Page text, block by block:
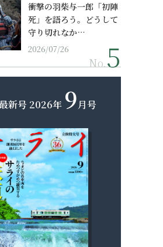
衝撃の羽柴与一郎「初陣
死」を語ろう。どうして
守り切れなか…
2026/07/26
No.
新号 2026年 9月号